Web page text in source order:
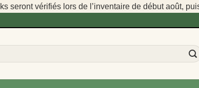
seront vérifiés lors de l’inventaire de début août,